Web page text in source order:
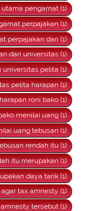
pengamat (1)
perpajakan (1)
perpajakan dari (1)
dari universitas (1)
pelita (1)
pelita harapan (1)
roni bako (1)
menilai uang (1)
uang tebusan (1)
rendah itu (1)
itu merupakan (1)
daya tarik (1)
tax amnesty (1)
tersebut (1)